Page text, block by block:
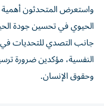
واستعرض المتحدثون أهمية
الحيوي في تحسين جودة
جانب التصدي للتحديات
النفسية، مؤكدين ضرورة
وحقوق الإنسان.